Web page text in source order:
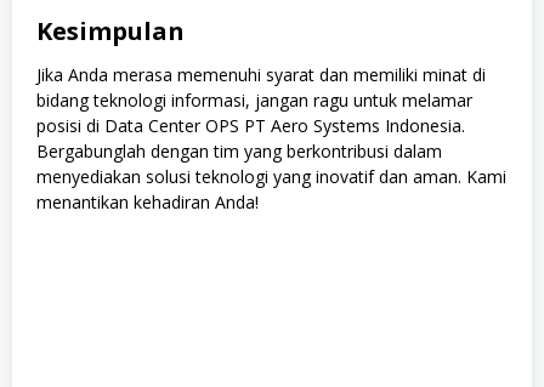
Kesimpulan
Jika Anda merasa memenuhi syarat dan memiliki minat di
bidang teknologi informasi, jangan ragu untuk melamar
posisi di Data Center OPS PT Aero Systems Indonesia.
Bergabunglah dengan tim yang berkontribusi dalam
menyediakan solusi teknologi yang inovatif dan aman. Kami
menantikan kehadiran Anda!